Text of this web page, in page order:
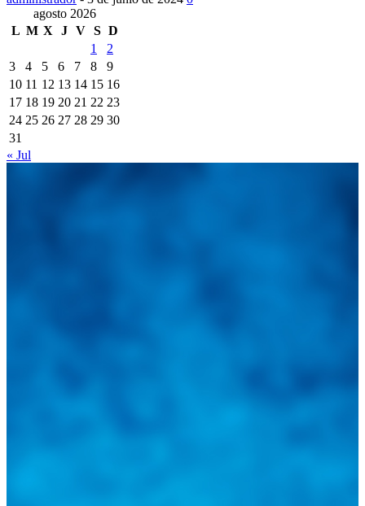
agosto 2026
L M X J V S D
1
2
3
4 5 6 7 8
9
10 11 12 13 14 15 16
17 18 19 20 21 22 23
24 25 26 27 28 29 30
31
« Jul